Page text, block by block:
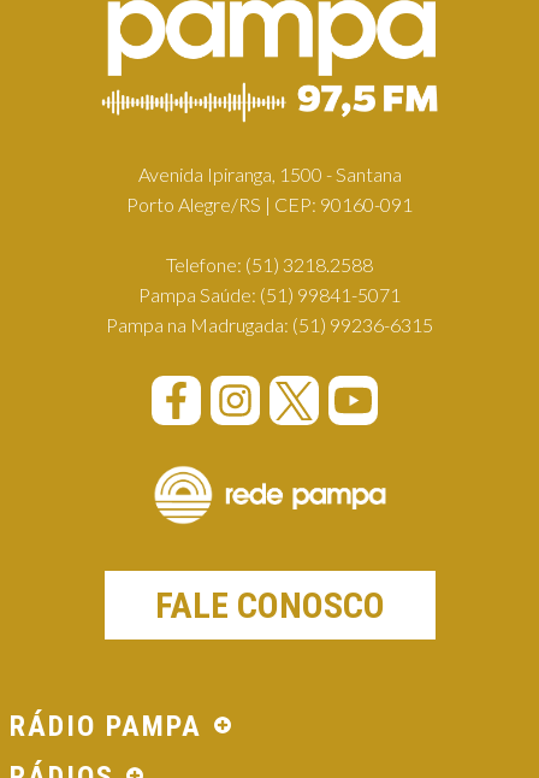
Avenida Ipiranga, 1500 - Santana
Porto Alegre/RS | CEP: 90160-091
Telefone: (51) 3218.2588
Pampa Saúde: (51) 99841-5071
Pampa na Madrugada: (51) 99236-6315
FALE CONOSCO
RÁDIO PAMPA